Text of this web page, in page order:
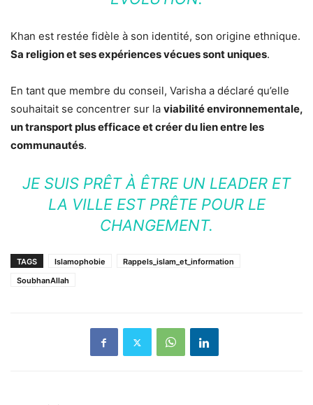
Khan est restée fidèle à son identité, son origine ethnique.
Sa religion et ses expériences vécues sont uniques.
En tant que membre du conseil, Varisha a déclaré qu’elle
souhaitait se concentrer sur la viabilité environnementale,
un transport plus efficace et créer du lien entre les
communautés.
JE SUIS PRÊT À ÊTRE UN LEADER ET
LA VILLE EST PRÊTE POUR LE
CHANGEMENT.
TAGS Islamophobie
Rappels_islam_et_information
SoubhanAllah